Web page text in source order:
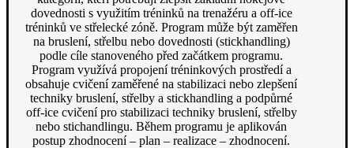
dovednosti s využitím tréninků na trenažéru a off-ice
tréninků ve střelecké zóně. Program může být zaměřen
na bruslení, střelbu nebo dovednosti (stickhandling)
podle cíle stanoveného před začátkem programu.
Program využívá propojení tréninkových prostředí a
obsahuje cvičení zaměřené na stabilizaci nebo zlepšení
techniky bruslení, střelby a stickhandling a podpůrné
off-ice cvičení pro stabilizaci techniky bruslení, střelby
nebo stichandlingu. Během programu je aplikován
postup zhodnocení – plan – realizace – zhodnocení.